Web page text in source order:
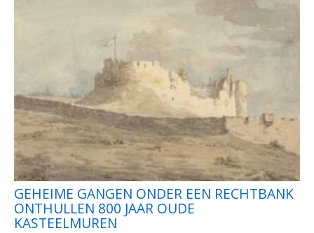
GEHEIME GANGEN ONDER EEN RECHTBANK
ONTHULLEN 800 JAAR OUDE
KASTEELMUREN